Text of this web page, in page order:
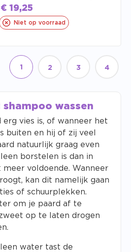
€ 19,25
Niet op voorraad
1 2 3 4
wassen
erg vies is, of wanneer het
buiten en hij of zij veel
natuurlijk graag even
borstelen is dan in
voldoende. Wanneer
kan dit namelijk gaan
of schuurplekken.
om je paard af te
op te laten drogen
water tast de